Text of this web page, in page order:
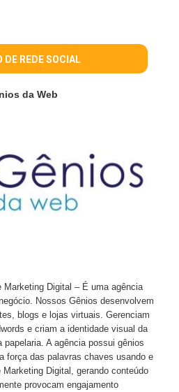
DE REDE SOCIAL
da Web
Marketing Digital – É uma agência
Nossos Gênios desenvolvem
blogs e lojas virtuais. Gerenciam
e criam a identidade visual da
A agência possui gênios
força das palavras chaves usando e
Digital, gerando conteúdo
provocam engajamento